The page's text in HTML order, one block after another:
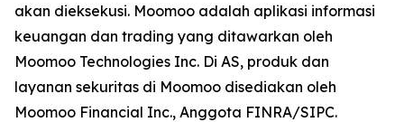
akan dieksekusi. Moomoo adalah aplikasi informasi
keuangan dan trading yang ditawarkan oleh
Moomoo Technologies Inc. Di AS, produk dan
layanan sekuritas di Moomoo disediakan oleh
Moomoo Financial Inc., Anggota FINRA/SIPC.